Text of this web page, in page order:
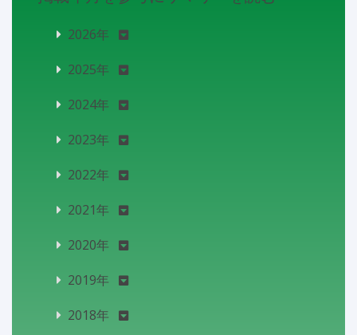
2026年
2025年
2024年
2023年
2022年
2021年
2020年
2019年
2018年